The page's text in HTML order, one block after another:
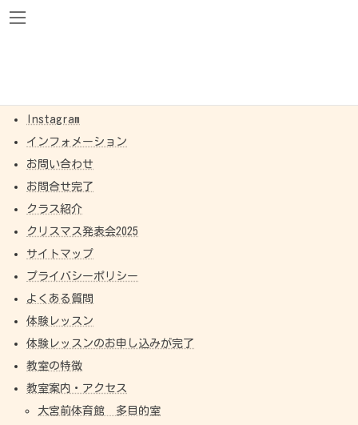
ン
テ
プ
ビ
ゲ
動
Instagram
インフォメーション
お問い合わせ
お問合せ完了
クラス紹介
クリスマス発表会2025
サイトマップ
プライバシーポリシー
よくある質問
体験レッスン
体験レッスンのお申し込みが完了
教室の特徴
教室案内・アクセス
大宮前体育館 多目的室